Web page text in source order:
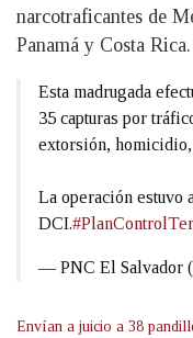
narcotraficantes de
Panamá y Costa Rica.
Esta madrugada
35 capturas por
extorsión,
La operación estuvo
DCI.
— PNC El Salvador
Envían a juicio a 38